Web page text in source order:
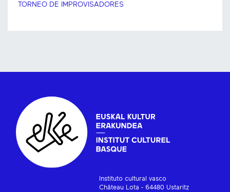
TORNEO DE IMPROVISADORES
Instituto cultural vasco
Château Lota - 64480 Ustaritz